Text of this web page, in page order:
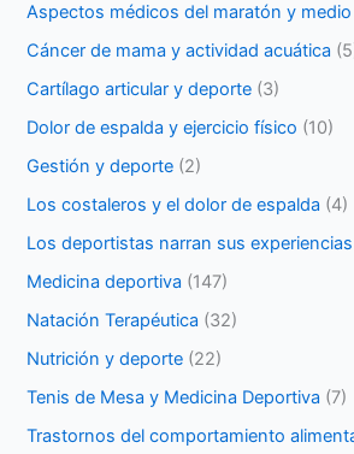
Aspectos médicos del maratón y
Cáncer de mama y actividad acuática
Cartílago articular y deporte (3)
Dolor de espalda y ejercicio físico (10)
Gestión y deporte (2)
Los costaleros y el dolor de espalda (4)
Los deportistas narran sus experiencias
Medicina deportiva (147)
Natación Terapéutica (32)
Nutrición y deporte (22)
Tenis de Mesa y Medicina Deportiva (7)
Trastornos del comportamiento